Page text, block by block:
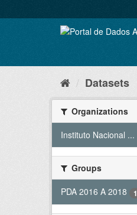
to
Datasets
Organizations
Instituto Nacional ...
Groups
PDA 2016 A 2018
1